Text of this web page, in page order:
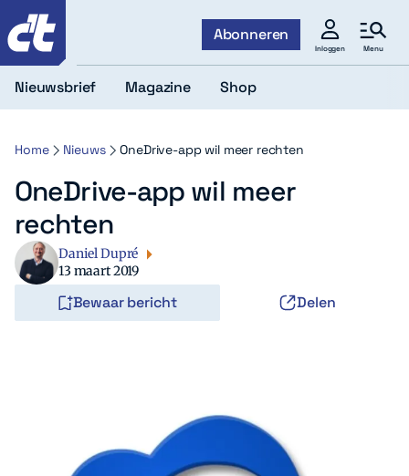
Abonneren
Inloggen Menu
Nieuwsbrief Magazine Shop
Home Nieuws OneDrive-app wil meer rechten
OneDrive-app wil meer
rechten
Daniel Dupré
13 maart 2019
Bewaar bericht Delen